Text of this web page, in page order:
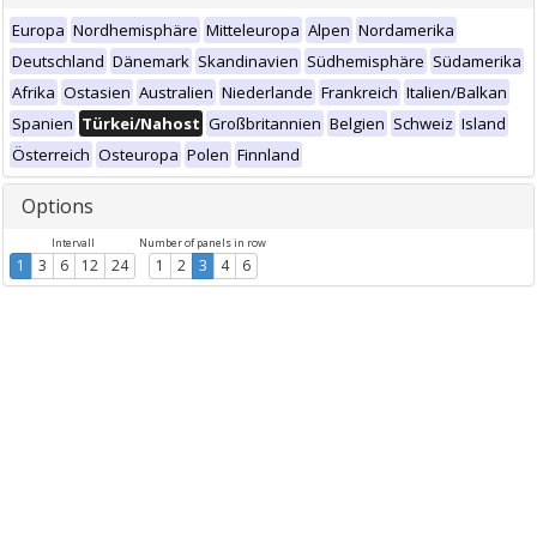
Europa Nordhemisphäre Mitteleuropa Alpen Nordamerika
Deutschland Dänemark Skandinavien Südhemisphäre Südamerika
Afrika Ostasien Australien Niederlande Frankreich Italien/Balkan
Spanien Türkei/Nahost Großbritannien Belgien Schweiz Island
Österreich Osteuropa Polen Finnland
Options
Intervall
1 3 6 12 24
Number of panels in row
1 2 3 4 6